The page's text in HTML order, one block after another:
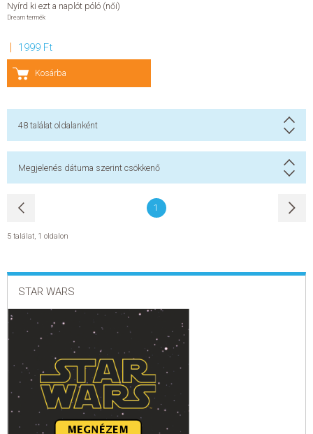
Nyírd ki ezt a naplót póló (női)
Dream termék
1999 Ft
Kosárba
48 találat oldalanként
Megjelenés dátuma szerint csökkenő
1
5 találat, 1 oldalon
STAR WARS